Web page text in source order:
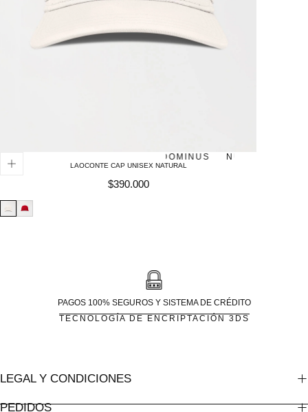
DOMINUS NUEVO - UNISEX
LAOCONTE CAP UNISEX NATURAL
Precio
$390.000
PAGOS 100% SEGUROS Y SISTEMA DE CRÉDITO
TECNOLOGÍA DE ENCRIPTACIÓN 3DS
LEGAL Y CONDICIONES
PEDIDOS